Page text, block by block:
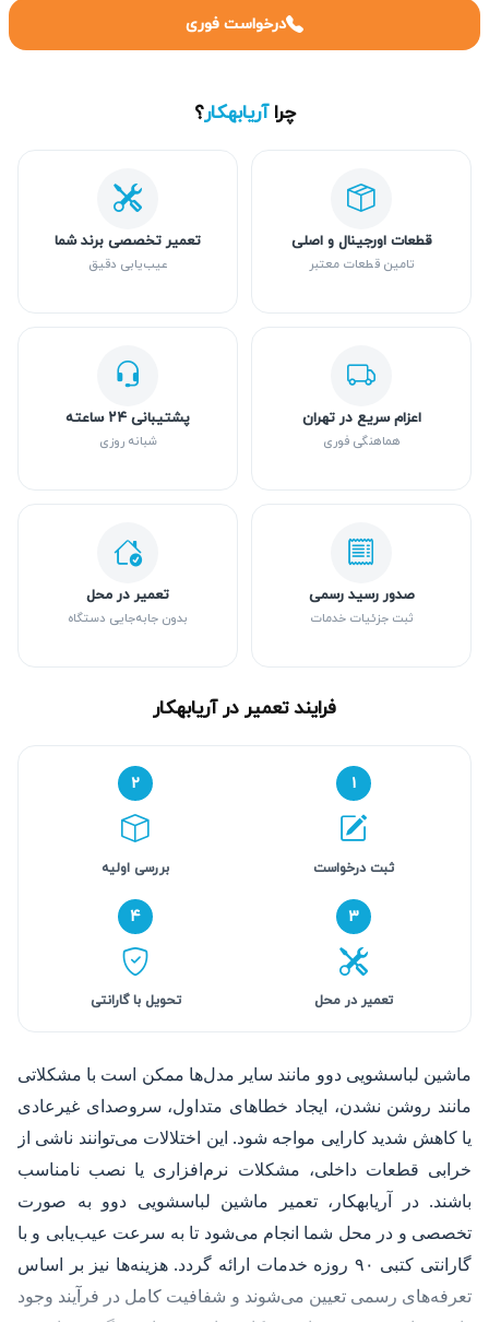
درخواست فوری
چراآریابهکار؟
قطعات اورجینال و اصلی
تامین قطعات معتبر
تعمیر تخصصی برند شما
عیب‌یابی دقیق
اعزام سریع در تهران
هماهنگی فوری
پشتیبانی ۲۴ ساعته
شبانه روزی
صدور رسید رسمی
ثبت جزئیات خدمات
تعمیر در محل
بدون جابه‌جایی دستگاه
فرایند تعمیر در آریابهکار
۱
ثبت درخواست
۲
بررسی اولیه
۳
تعمیر در محل
۴
تحویل با گارانتی
ماشین لباسشویی دوو مانند سایر مدل‌ها ممکن است با مشکلاتی
مانند روشن نشدن، ایجاد خطاهای متداول، سروصدای غیرعادی
یا کاهش شدید کارایی مواجه شود. این اختلالات می‌توانند ناشی از
خرابی قطعات داخلی، مشکلات نرم‌افزاری یا نصب نامناسب
باشند. در آریابهکار، تعمیر ماشین لباسشویی دوو به صورت
تخصصی و در محل شما انجام می‌شود تا به سرعت عیب‌یابی و با
گارانتی کتبی ۹۰ روزه خدمات ارائه گردد. هزینه‌ها نیز بر اساس
تعرفه‌های رسمی تعیین می‌شوند و شفافیت کامل در فرآیند وجود